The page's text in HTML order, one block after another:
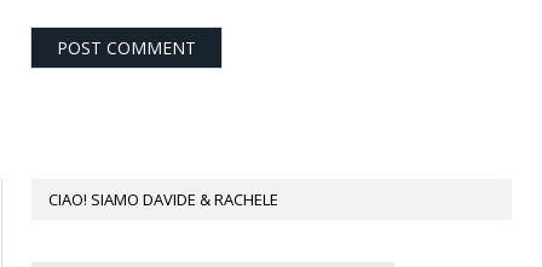
CIAO! SIAMO DAVIDE & RACHELE